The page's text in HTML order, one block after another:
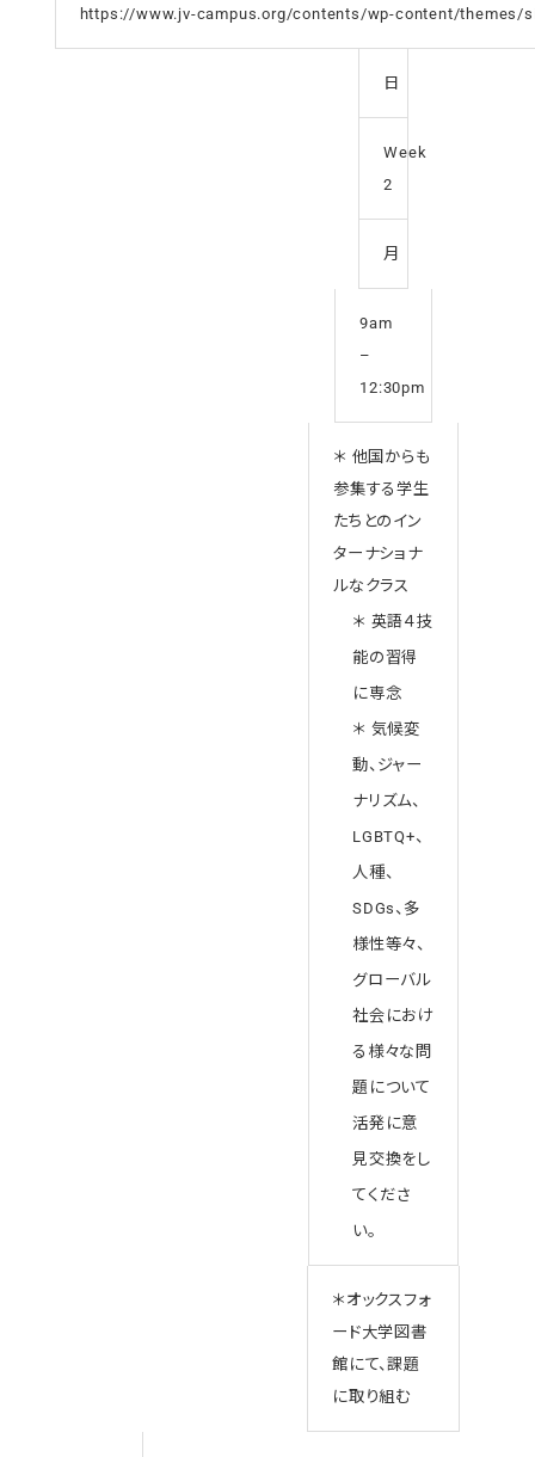
https://www.jv-campus.org/contents/wp-content/
日
Week
2
月
9am
–
12:30pm
＊ 他国からも
参集する学生
たちとのイン
ターナショナ
ルなクラス
＊ 英語４技
能の習得
に専念
＊ 気候変
動、ジャー
ナリズム、
LGBTQ+、
人種、
SDGs、多
様性等々、
グローバル
社会におけ
る様々な問
題について
活発に意
見交換をし
てくださ
い。
＊オックスフォ
ード大学図書
館にて、課題
に取り組む